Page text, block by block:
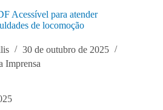
Acessível para atender
de locomoção
30 de outubro de 2025
Imprensa